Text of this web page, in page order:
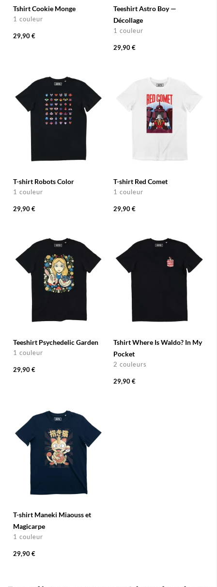
Tshirt Cookie Monge
1 couleur
29,90 €
Teeshirt Astro Boy —
Décollage
1 couleur
29,90 €
T-shirt Robots Color
1 couleur
29,90 €
T-shirt Red Comet
1 couleur
29,90 €
Teeshirt Psychedelic Garden
1 couleur
29,90 €
Tshirt Where Is Waldo? In My
Pocket
2 couleurs
29,90 €
T-shirt Maneki Miaouss et
Magicarpe
1 couleur
29,90 €